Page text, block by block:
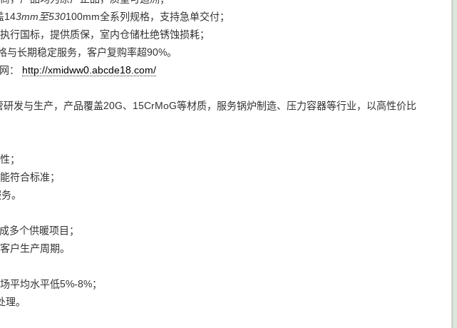
143mm至530100mm全系列规格，支持急单交付；
行国标，提供质保，室内仓储杜绝锈蚀损耗；
与长期稳定服务，客户复购率超90%。
： http://xmidww0.abcde18.com/
发与生产，产品覆盖20G、15CrMoG等材质，服务锅炉制造、压力容器等行业，以高性价比
；
符合标准；
。
多个供暖项目；
户生产周期。
平均水平低5%-8%；
。